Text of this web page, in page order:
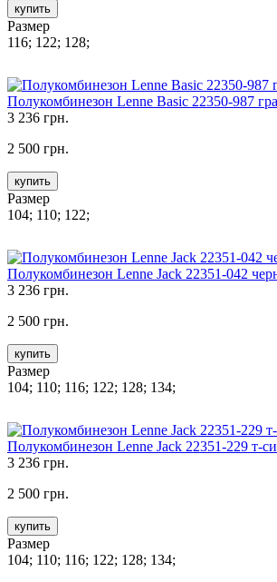
купить
Размер
116; 122; 128;
Полукомбинезон Lenne Basic 22350-987
3 236 грн.
2 500 грн.
купить
Размер
104; 110; 122;
Полукомбинезон Lenne Jack 22351-042
3 236 грн.
2 500 грн.
купить
Размер
104; 110; 116; 122; 128; 134;
Полукомбинезон Lenne Jack 22351-229 т-
3 236 грн.
2 500 грн.
купить
Размер
104; 110; 116; 122; 128; 134;